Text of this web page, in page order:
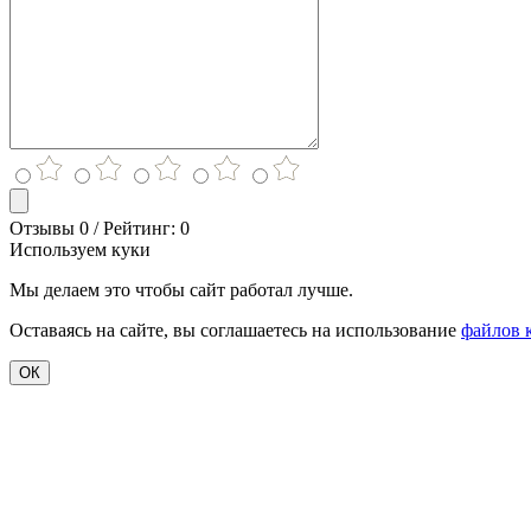
Отзывы 0 / Рейтинг: 0
Используем куки
Мы делаем это чтобы сайт работал лучше.
Оставаясь на сайте, вы соглашаетесь на использование файлов
ОК